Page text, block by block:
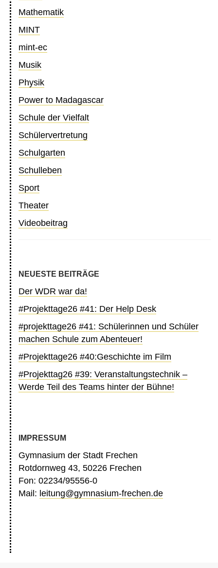
Mathematik
MINT
mint-ec
Musik
Physik
Power to Madagascar
Schule der Vielfalt
Schülervertretung
Schulgarten
Schulleben
Sport
Theater
Videobeitrag
NEUESTE BEITRÄGE
Der WDR war da!
#Projekttage26 #41: Der Help Desk
#projekttage26 #41: Schülerinnen und Schüler
machen Schule zum Abenteuer!
#Projekttage26 #40:Geschichte im Film
#Projekttag26 #39: Veranstaltungstechnik –
Werde Teil des Teams hinter der Bühne!
IMPRESSUM
Gymnasium der Stadt Frechen
Rotdornweg 43, 50226 Frechen
Fon: 02234/95556-0
Mail: leitung@gymnasium-frechen.de